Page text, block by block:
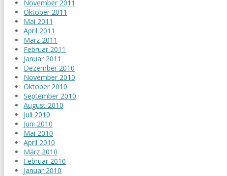
November 2011
Oktober 2011
Mai 2011
April 2011
März 2011
Februar 2011
Januar 2011
Dezember 2010
November 2010
Oktober 2010
September 2010
August 2010
Juli 2010
Juni 2010
Mai 2010
April 2010
März 2010
Februar 2010
Januar 2010